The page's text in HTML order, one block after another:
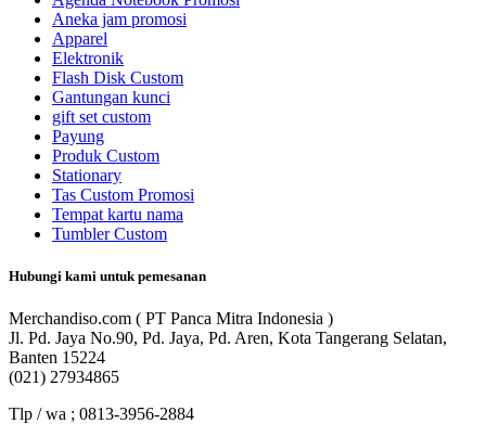
Aneka jam promosi
Apparel
Elektronik
Flash Disk Custom
Gantungan kunci
gift set custom
Payung
Produk Custom
Stationary
Tas Custom Promosi
Tempat kartu nama
Tumbler Custom
Hubungi kami untuk pemesanan
Merchandiso.com ( PT Panca Mitra Indonesia )
Jl. Pd. Jaya No.90, Pd. Jaya, Pd. Aren, Kota Tangerang Selatan,
Banten 15224
(021) 27934865
Tlp / wa ; 0813-3956-2884